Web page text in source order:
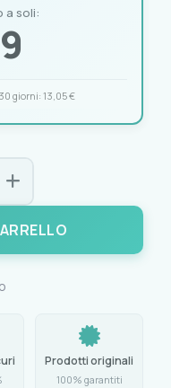
a soli:
giorni:13,05 €
Prodotti originali
100% garantiti